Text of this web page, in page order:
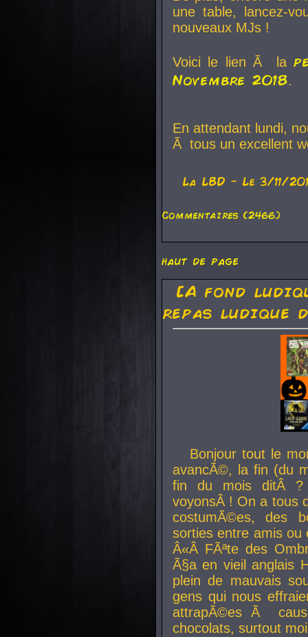
une table, lancez-
nouveaux MJs !
Voici le lien Ã la
Novembre 2018.
En attendant lundi,
Ã tous un excellent
La LBD - Le 3/11/
Commentaires (2466)
haut de page
[A fond
repas ludique
Bonjour tout le
avancÃ©, la fin (du
fin du mois ditÂ ?
voyonsÂ ! On a tous
costumÃ©es, des
sorties entre amis
Â«Â FÃªte des
Ã§a en vieil anglais
plein de mauvais
gens qui nous
attrapÃ©es Ã
chocolats, surtout